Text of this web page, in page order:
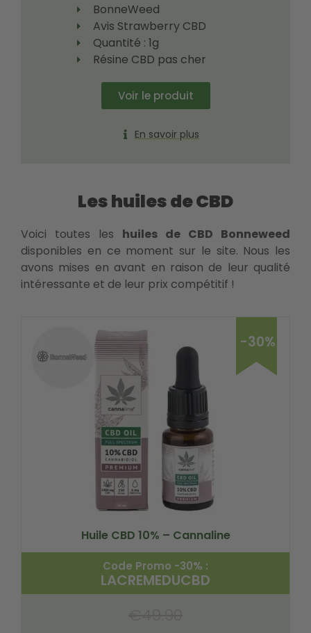
BonneWeed
Avis Strawberry CBD
Quantité : 1g
Résine CBD pas cher
Voir le produit
En savoir plus
Les huiles de CBD
Voici toutes les huiles de CBD Bonneweed
disponibles en ce moment sur le site. Nous les
avons mises en avant en raison de leur qualité
intéressante et de leur prix compétitif !
-30%
Huile CBD 10% – Cannaline
Code Promo -30% :
LACREMEDUCBD